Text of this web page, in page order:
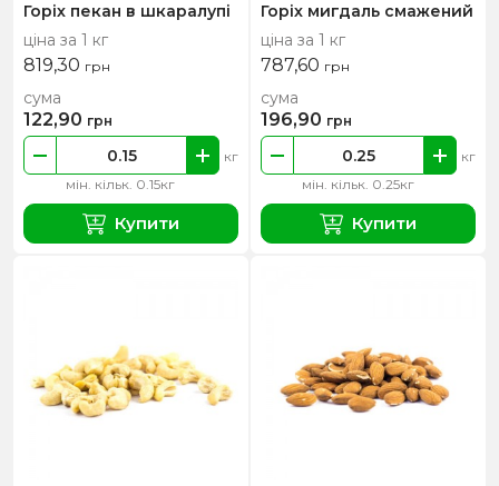
Горіх пекан в шкаралупі
ціна за 1 кг
819,30 грн
мін. кільк. 0.15кг
кг
сума
122,90 грн
Купити
Горіх мигдаль смажений
ціна за 1 кг
787,60 грн
мін. кільк. 0.25кг
кг
сума
196,90 грн
Купити